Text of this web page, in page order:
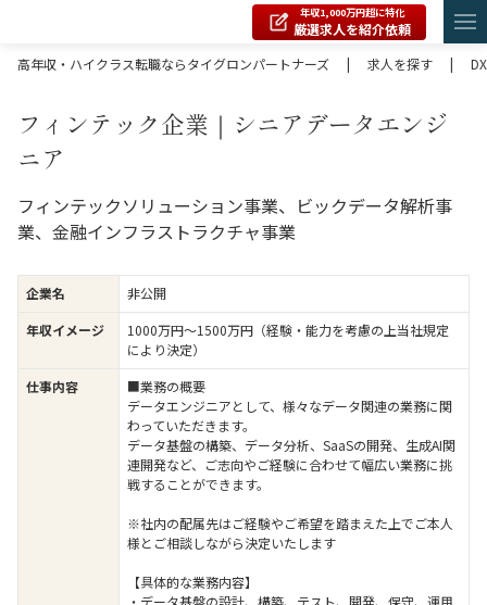
年収1,000万円超に特化
厳選求人を紹介依頼
高年収・ハイクラス転職ならタイグロンパートナーズ
| 求人を探す |
フィンテック企業｜シニアデータエンジ
ニア
フィンテックソリューション事業、ビックデータ解析事
業、金融インフラストラクチャ事業
企業名
非公開
年収イメージ
1000万円〜1500万円（経験・能力を考慮の上当社規定
により決定）
仕事内容
■業務の概要
データエンジニアとして、様々なデータ関連の業務に関
わっていただきます。
データ基盤の構築、データ分析、SaaSの開発、生成AI関
連開発など、ご志向やご経験に合わせて幅広い業務に挑
戦することができます。
※社内の配属先はご経験やご希望を踏まえた上でご本人
様とご相談しながら決定いたします
【具体的な業務内容】
・データ基盤の設計、構築、テスト、開発、保守、運用